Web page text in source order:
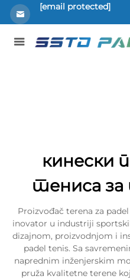
[email protected]
кинески
тениса
Proizvođač terena za
inovator u industriji
dizajnom, proizvodnjom i
padel tenis. Sa
naprednim inženjerskim
pruža kvalitetne terene